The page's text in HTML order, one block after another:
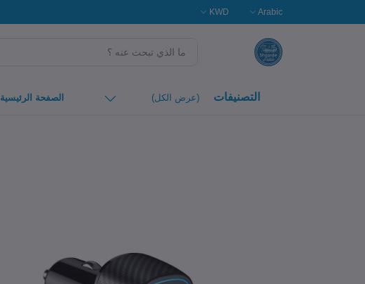
Arabic
KWD
التصنيفات (عرض الكل) الصفحة الرئيسية